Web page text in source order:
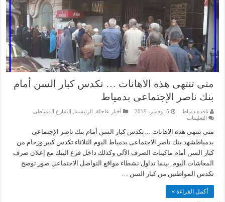
متى تنتهى هذه الاهانات … تكدس كبار السن أمام
بنك ناصر الإجتماعى بدمياط
نافذه دمياط 5 نوفمبر، 2019 أخبار عاجلة الرئيسية
الشارع الدمياطى
التعليقاتعلى
تنتهى
الاهانات
…
تكدس
كبار
السن
أمام
ناصر
الإجتماعى
متى تنتهى هذه الاهانات …تكدس كبار السن أمام بنك ناصر الإجتماعى
بدمياطشهد بنك ناصر الاجتماعى بدمياط اليوم الثلاثاء تكدس كبير وزحام من
كبار السن أمام ماكينات الصرف الآلي وكذلك داخل فرع البنك مع إعلان صرف
المعاشات اليوم .بينما تداول نشطاء مواقع التواصل الاجتماعي صور توضح
تكدس المواطنين من كبار السن …
أكمل القراءة »